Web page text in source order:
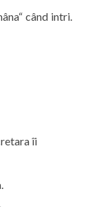
când intri.
îi